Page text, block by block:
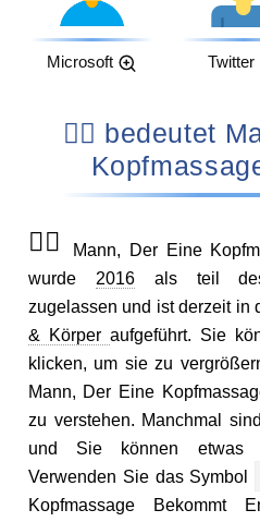
Microsoft Twitter
💆‍♂️ bedeutet Mann, Der Eine
💆‍♂️
Mann, Der Eine
wurde 2016als teil
zugelassen und ist derzeit in
& Körper aufgeführt. Sie
klicken, um sie zu
Mann, Der Eine
zu verstehen. Manchmal
und Sie können etwas
Verwenden Sie das Symbol
Kopfmassage Bekommt